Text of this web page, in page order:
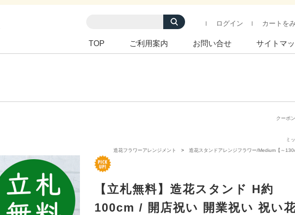
ログイン カートを
TOP ご利用案内 お問い合せ サイトマ
クーポ
ミ
造花フラワーアレンジメント
造花スタンドアレンジフラワー/Medium【～
【立札無料】造花スタンド H約
100cm / 開店祝い 開業祝い 祝い